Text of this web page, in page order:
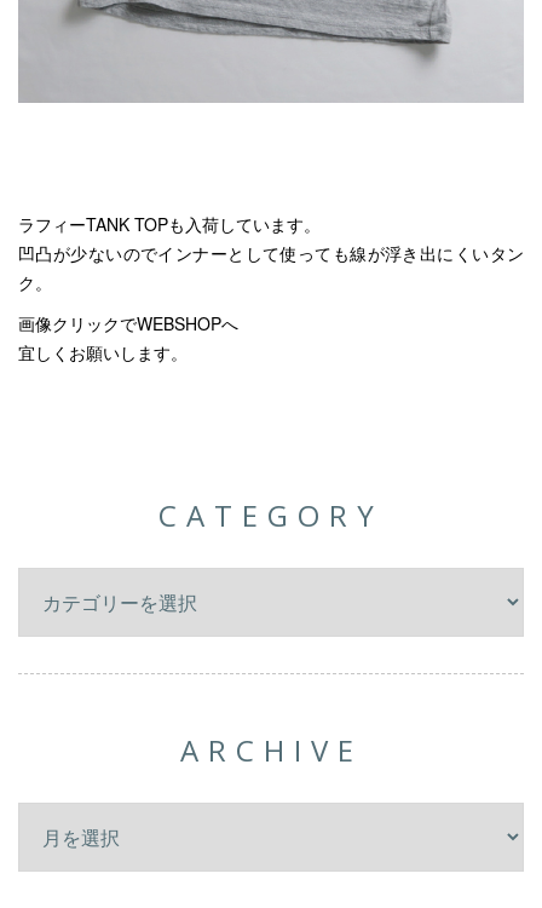
ラフィーTANK TOPも入荷しています。
凹凸が少ないのでインナーとして使っても線が浮き出にくいタン
ク。
画像クリックでWEBSHOPへ
宜しくお願いします。
CATEGORY
ARCHIVE